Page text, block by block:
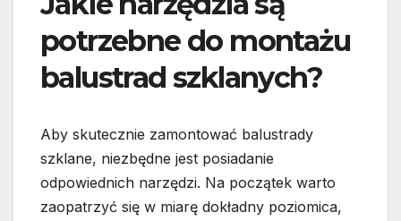
potrzebne do montażu
balustrad szklanych?
Aby skutecznie zamontować balustrady
szklane, niezbędne jest posiadanie
odpowiednich narzędzi. Na początek warto
zaopatrzyć się w miarę dokładny poziomica,